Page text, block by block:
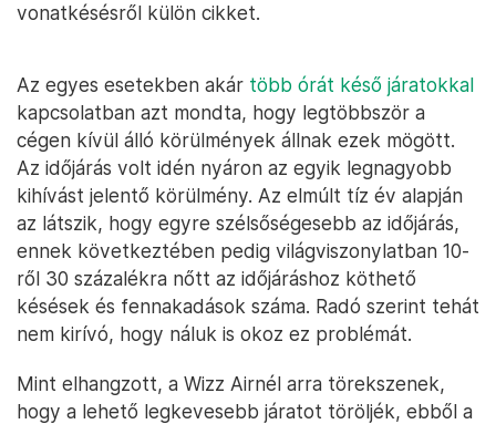
vonatkésésről külön cikket.
Az egyes esetekben akár több órát késő járatokkal
kapcsolatban azt mondta, hogy legtöbbször a
cégen kívül álló körülmények állnak ezek mögött.
Az időjárás volt idén nyáron az egyik legnagyobb
kihívást jelentő körülmény. Az elmúlt tíz év alapján
az látszik, hogy egyre szélsőségesebb az időjárás,
ennek következtében pedig világviszonylatban 10-
ről 30 százalékra nőtt az időjáráshoz köthető
késések és fennakadások száma. Radó szerint tehát
nem kirívó, hogy náluk is okoz ez problémát.
Mint elhangzott, a Wizz Airnél arra törekszenek,
hogy a lehető legkevesebb járatot töröljék, ebből a